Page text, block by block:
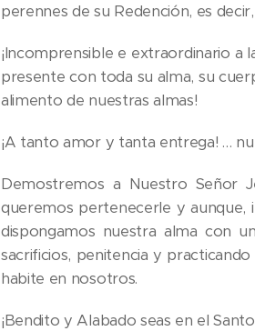
perennes de su Redención, es
¡Incomprensible e extraordinario a
presente con toda su alma, su
alimento de nuestras almas!
¡A tanto amor y tanta entrega! …
Demostremos a Nuestro Señor
queremos pertenecerle y
dispongamos nuestra alma con
sacrificios, penitencia y
habite en nosotros.
¡Bendito y Alabado seas en el